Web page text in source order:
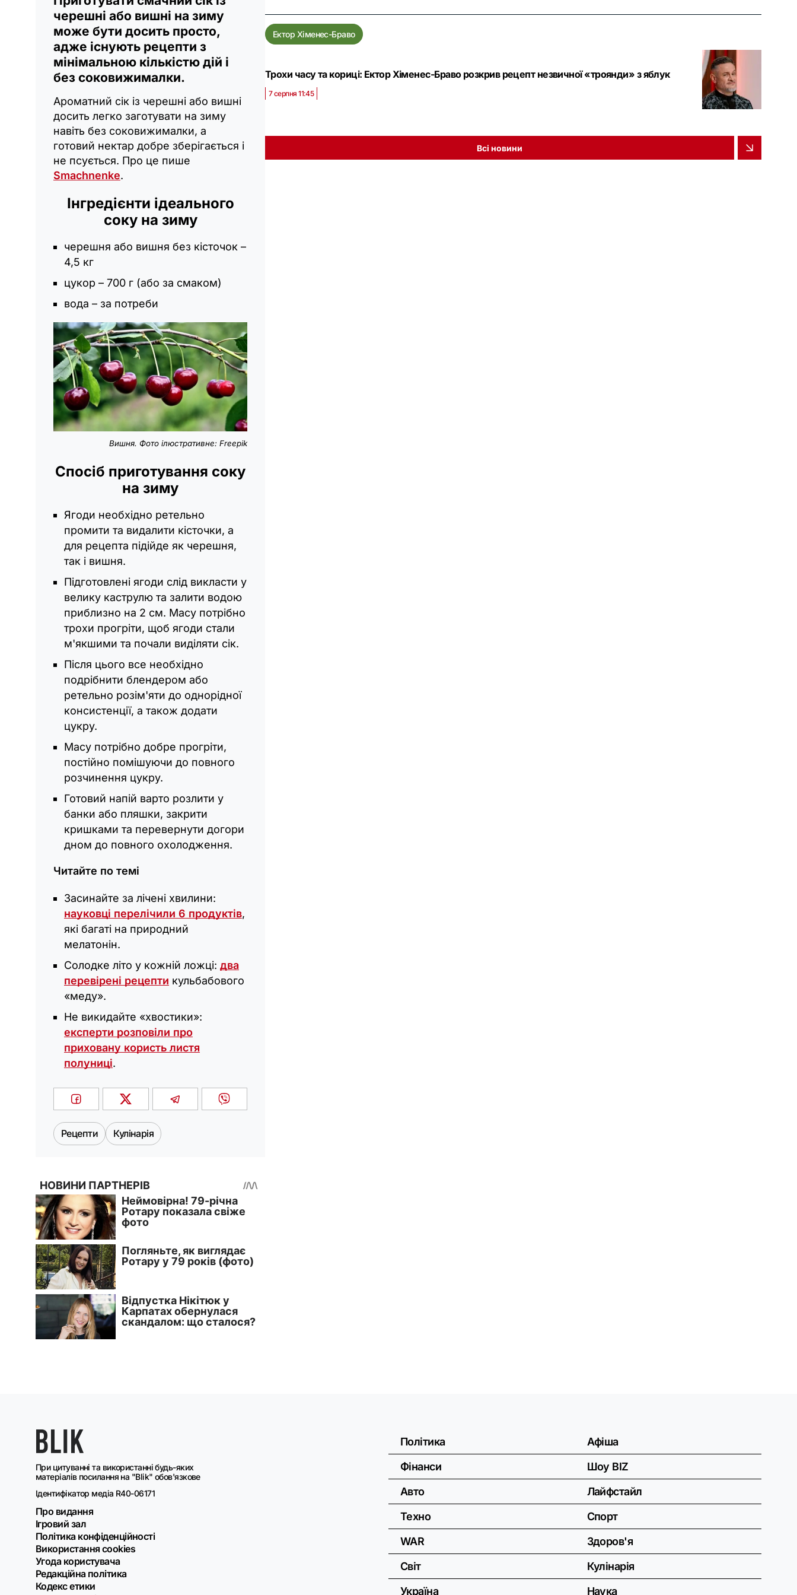
черешні або вишні на зиму
може бути досить просто,
адже існують рецепти з
мінімальною кількістю дій і
без соковижималки.
Ароматний сік із черешні або вишні
досить легко заготувати на зиму
навіть без соковижималки, а
готовий нектар добре зберігається і
не псується. Про це пише
Smachnenke.
Інгредієнти ідеального
соку на зиму
черешня або вишня без кісточок –
4,5 кг
цукор – 700 г (або за смаком)
вода – за потреби
Вишня. Фото ілюстративне: Freepik
Спосіб приготування соку
на зиму
Ягоди необхідно ретельно
промити та видалити кісточки, а
для рецепта підійде як черешня,
так і вишня.
Підготовлені ягоди слід викласти у
велику каструлю та залити водою
приблизно на 2 см. Масу потрібно
трохи прогріти, щоб ягоди стали
м'якшими та почали виділяти сік.
Після цього все необхідно
подрібнити блендером або
ретельно розім'яти до однорідної
консистенції, а також додати
цукру.
Масу потрібно добре прогріти,
постійно помішуючи до повного
розчинення цукру.
Готовий напій варто розлити у
банки або пляшки, закрити
кришками та перевернути догори
дном до повного охолодження.
Читайте по темі
Засинайте за лічені хвилини:
науковці перелічили 6 продуктів,
які багаті на природний
мелатонін.
Солодке літо у кожній ложці: два
перевірені рецепти кульбабового
«меду».
Не викидайте «хвостики»:
експерти розповіли про
приховану користь листя
полуниці.
Рецепти Кулінарія
Ектор Хіменес-Браво
Трохи часу та кориці: Ектор Хіменес-Браво розкрив рецепт незвичної «троянди» з яблук
7 серпня 11:45
Всі новини
При цитуванні та використанні будь-яких
матеріалів посилання на "Blik" обов'язкове
Ідентифікатор медіа R40-06171
Про видання
Ігровий зал
Політика конфіденційності
Використання cookies
Угода користувача
Редакційна політика
Кодекс етики
Політика
Фінанси
Авто
Техно
WAR
Світ
Україна
Афіша
Шоу BIZ
Лайфстайл
Спорт
Здоров'я
Кулінарія
Наука